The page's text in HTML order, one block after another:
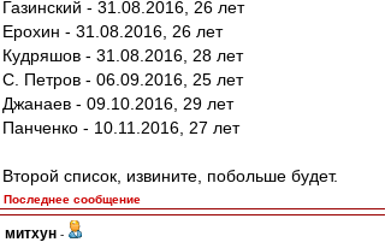
Газинский - 31.08.2016, 26 лет
Ерохин - 31.08.2016, 26 лет
Кудряшов - 31.08.2016, 28 лет
С. Петров - 06.09.2016, 25 лет
Джанаев - 09.10.2016, 29 лет
Панченко - 10.11.2016, 27 лет
Второй список, извините, побольше будет.
Последнее сообщение
митхун -